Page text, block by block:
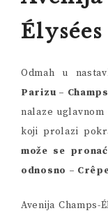
Élysées
Odmah u
Parizu –
nalaze
koji prolazi
može se
odnosno –
Avenija Champs-